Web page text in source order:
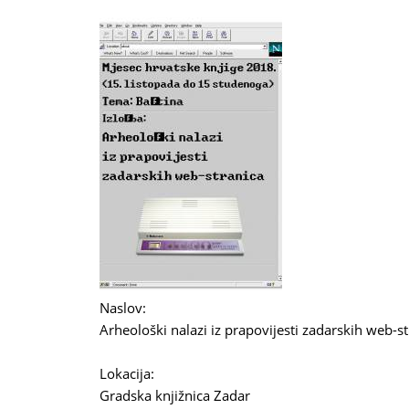
Naslov:
Arheološki nalazi iz prapovijesti zadarskih web-
Lokacija:
Gradska knjižnica Zadar